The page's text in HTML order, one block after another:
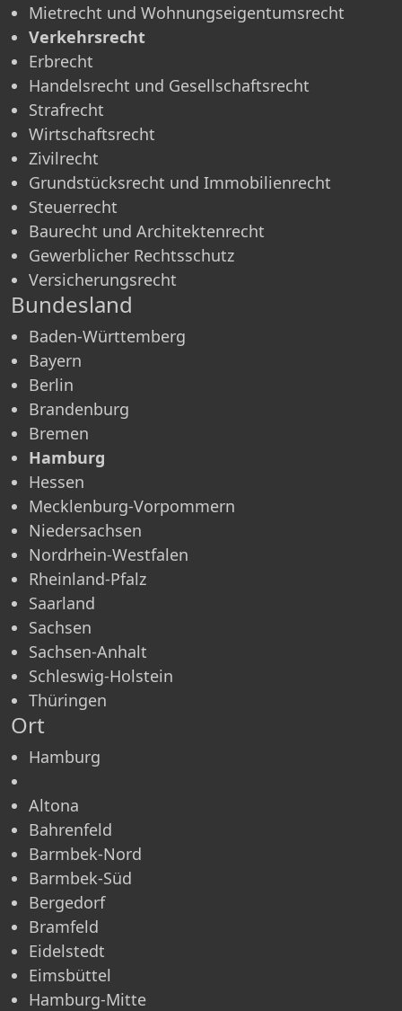
Mietrecht und Wohnungseigentumsrecht
Verkehrsrecht
Erbrecht
Handelsrecht und Gesellschaftsrecht
Strafrecht
Wirtschaftsrecht
Zivilrecht
Grundstücksrecht und Immobilienrecht
Steuerrecht
Baurecht und Architektenrecht
Gewerblicher Rechtsschutz
Versicherungsrecht
Bundesland
Baden-Württemberg
Bayern
Berlin
Brandenburg
Bremen
Hamburg
Hessen
Mecklenburg-Vorpommern
Niedersachsen
Nordrhein-Westfalen
Rheinland-Pfalz
Saarland
Sachsen
Sachsen-Anhalt
Schleswig-Holstein
Thüringen
Ort
Hamburg
Altona
Bahrenfeld
Barmbek-Nord
Barmbek-Süd
Bergedorf
Bramfeld
Eidelstedt
Eimsbüttel
Hamburg-Mitte